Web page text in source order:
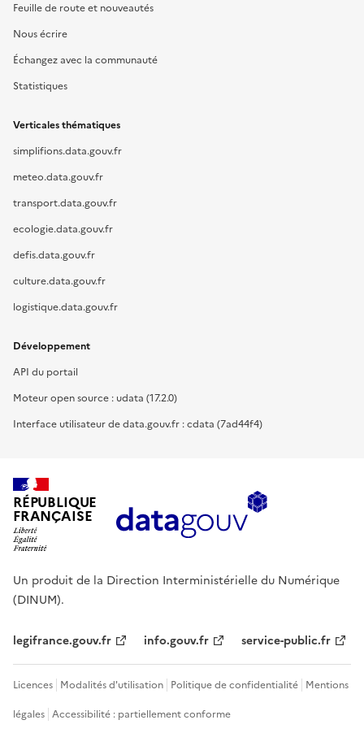
Feuille de route et nouveautés
Nous écrire
Échangez avec la communauté
Statistiques
Verticales thématiques
simplifions.data.gouv.fr
meteo.data.gouv.fr
transport.data.gouv.fr
ecologie.data.gouv.fr
defis.data.gouv.fr
culture.data.gouv.fr
logistique.data.gouv.fr
Développement
API du portail
Moteur open source : udata (17.2.0)
Interface utilisateur de data.gouv.fr : cdata (7ad44f4)
RÉPUBLIQUE
FRANÇAISE
Un produit de la Direction Interministérielle du Numérique
(DINUM).
legifrance.gouv.fr info.gouv.fr service-public.fr
Licences Modalités d'utilisation Politique de confidentialité Mentions
légales Accessibilité : partiellement conforme